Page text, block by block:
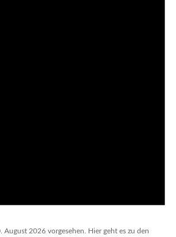
August 2026 vorgesehen. Hier geht es zu den